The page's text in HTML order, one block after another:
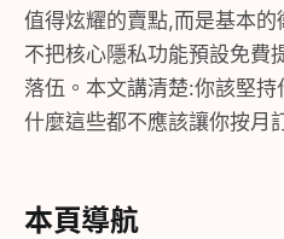
值得炫耀的賣點,而是基本
不把核心隱私功能預設免費
落伍。本文講清楚:你該堅
什麼這些都不應該讓你按月
本頁導航